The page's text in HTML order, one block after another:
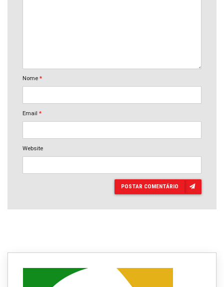
Nome *
Email *
Website
POSTAR COMENTÁRIO